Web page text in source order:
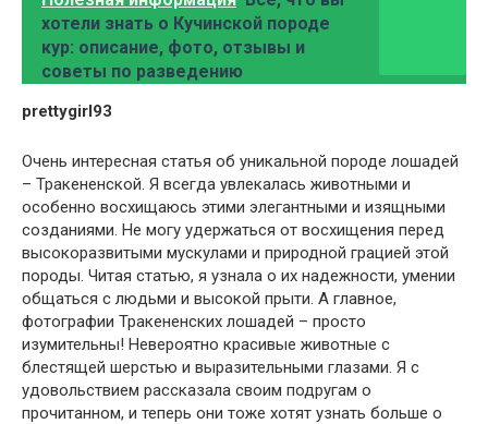
хотели знать о Кучинской породе
кур: описание, фото, отзывы и
советы по разведению
prettygirl93
Очень интересная статья об уникальной породе лошадей
– Тракененской. Я всегда увлекалась животными и
особенно восхищаюсь этими элегантными и изящными
созданиями. Не могу удержаться от восхищения перед
высокоразвитыми мускулами и природной грацией этой
породы. Читая статью, я узнала о их надежности, умении
общаться с людьми и высокой прыти. А главное,
фотографии Тракененских лошадей – просто
изумительны! Невероятно красивые животные с
блестящей шерстью и выразительными глазами. Я с
удовольствием рассказала своим подругам о
прочитанном, и теперь они тоже хотят узнать больше о